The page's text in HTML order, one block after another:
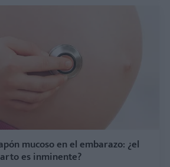
mucoso en el embarazo: ¿el
es inminente?